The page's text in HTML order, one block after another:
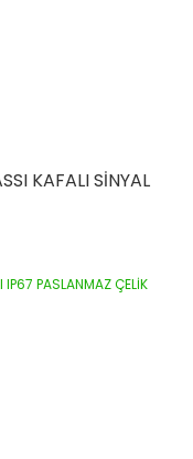
KAFALI SİNYAL
PASLANMAZ ÇELİK